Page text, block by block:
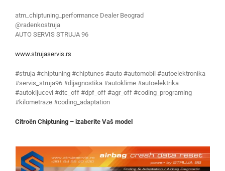
atm_chiptuning_performance Dealer Beograd
@radenkostruja
AUTO SERVIS STRUJA 96
www.strujaservis.rs
#struja #chiptuning #chiptunes #auto #automobil #autoelektronika
#servis_struja96 #dijagnostika #autoklime #autoelektrika
#autokljucevi #dtc_off #dpf_off #agr_off #coding_programing
#kilometraze #coding_adaptation
Citroën Chiptuning – izaberite Vaš model